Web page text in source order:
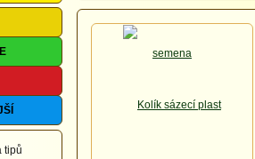
tipů